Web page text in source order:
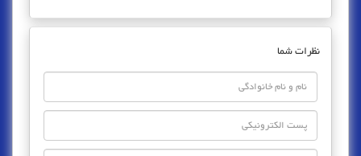
نظرات شما